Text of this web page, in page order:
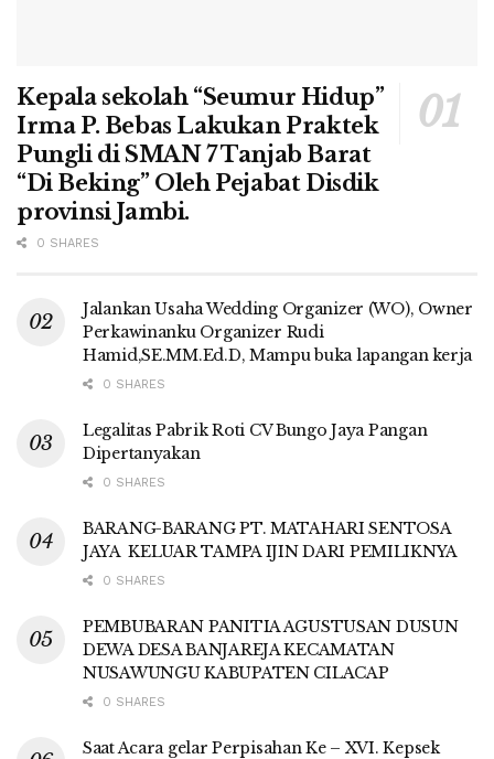
Kepala sekolah “Seumur Hidup”
Irma P. Bebas Lakukan Praktek
Pungli di SMAN 7 Tanjab Barat
“Di Beking” Oleh Pejabat Disdik
provinsi Jambi.
0 SHARES
Jalankan Usaha Wedding Organizer (WO), Owner
Perkawinanku Organizer Rudi
Hamid,SE.MM.Ed.D, Mampu buka lapangan kerja
0 SHARES
Legalitas Pabrik Roti CV Bungo Jaya Pangan
Dipertanyakan
0 SHARES
BARANG-BARANG PT. MATAHARI SENTOSA
JAYA KELUAR TAMPA IJIN DARI PEMILIKNYA
0 SHARES
PEMBUBARAN PANITIA AGUSTUSAN DUSUN
DEWA DESA BANJAREJA KECAMATAN
NUSAWUNGU KABUPATEN CILACAP
0 SHARES
Saat Acara gelar Perpisahan Ke – XVI. Kepsek